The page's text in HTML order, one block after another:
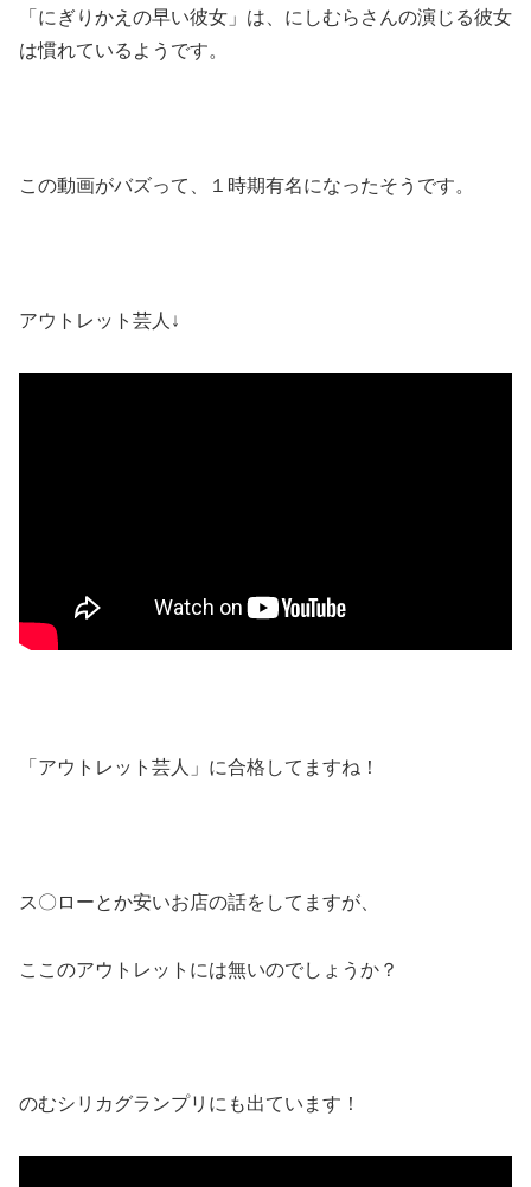
「にぎりかえの早い彼女」は、にしむらさんの演じる彼女
は慣れているようです。
この動画がバズって、１時期有名になったそうです。
アウトレット芸人↓
「アウトレット芸人」に合格してますね！
ス〇ローとか安いお店の話をしてますが、
ここのアウトレットには無いのでしょうか？
のむシリカグランプリにも出ています！